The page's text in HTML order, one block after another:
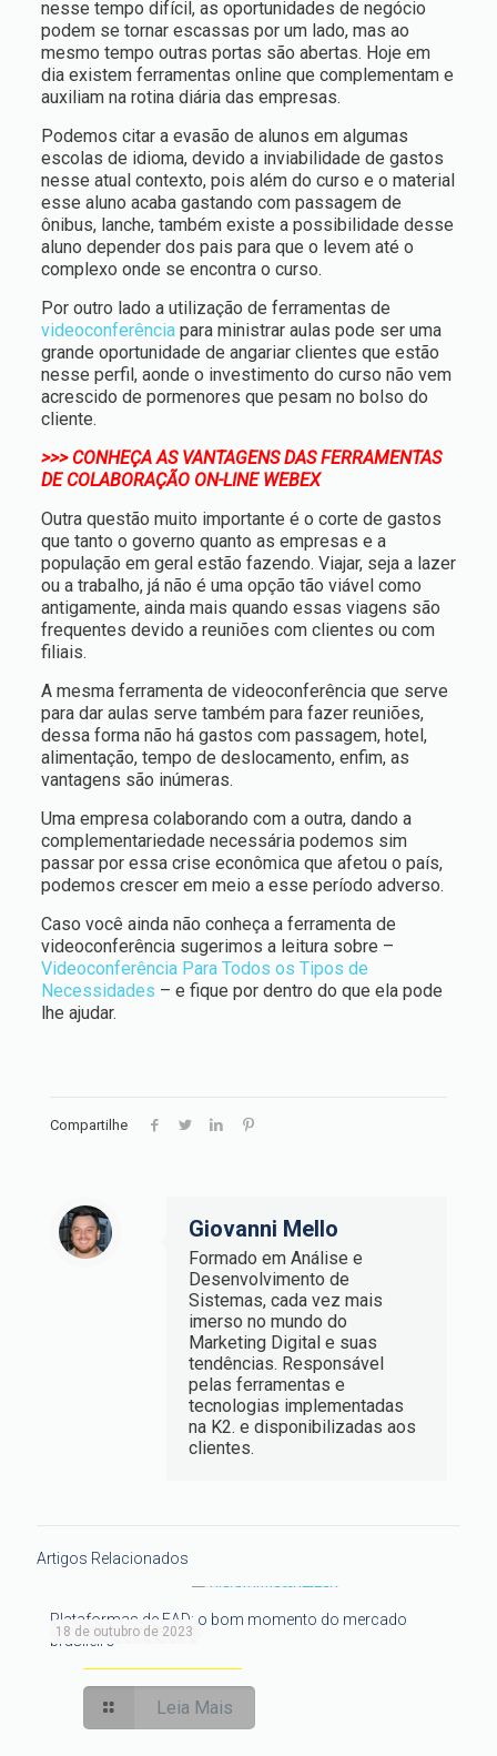
nesse tempo difícil, as oportunidades de negócio
podem se tornar escassas por um lado, mas ao
mesmo tempo outras portas são abertas. Hoje em
dia existem ferramentas online que complementam e
auxiliam na rotina diária das empresas.
Podemos citar a evasão de alunos em algumas
escolas de idioma, devido a inviabilidade de gastos
nesse atual contexto, pois além do curso e o material
esse aluno acaba gastando com passagem de
ônibus, lanche, também existe a possibilidade desse
aluno depender dos pais para que o levem até o
complexo onde se encontra o curso.
Por outro lado a utilização de ferramentas de
videoconferênciapara ministrar aulas pode ser uma
grande oportunidade de angariar clientes que estão
nesse perfil, aonde o investimento do curso não vem
acrescido de pormenores que pesam no bolso do
cliente.
>>> CONHEÇA AS VANTAGENS DAS FERRAMENTAS
DE COLABORAÇÃO ON-LINE WEBEX
Outra questão muito importante é o corte de gastos
que tanto o governo quanto as empresas e a
população em geral estão fazendo. Viajar, seja a lazer
ou a trabalho, já não é uma opção tão viável como
antigamente, ainda mais quando essas viagens são
frequentes devido a reuniões com clientes ou com
filiais.
A mesma ferramenta de videoconferência que serve
para dar aulas serve também para fazer reuniões,
dessa forma não há gastos com passagem, hotel,
alimentação, tempo de deslocamento, enfim, as
vantagens são inúmeras.
Uma empresa colaborando com a outra, dando a
complementariedade necessária podemos sim
passar por essa crise econômica que afetou o país,
podemos crescer em meio a esse período adverso.
Caso você ainda não conheça a ferramenta de
videoconferência sugerimos a leitura sobre –
Videoconferência Para Todos os Tipos de
Necessidades – e fique por dentro do que ela pode
lhe ajudar.
Compartilhe
Giovanni Mello
Formado em Análise e
Desenvolvimento de
Sistemas, cada vez mais
imerso no mundo do
Marketing Digital e suas
tendências. Responsável
pelas ferramentas e
tecnologias implementadas
na K2. e disponibilizadas aos
clientes.
Artigos Relacionados
18 de outubro de 2023
Plataformas de EAD: o bom momento do mercado
brasileiro
Leia Mais